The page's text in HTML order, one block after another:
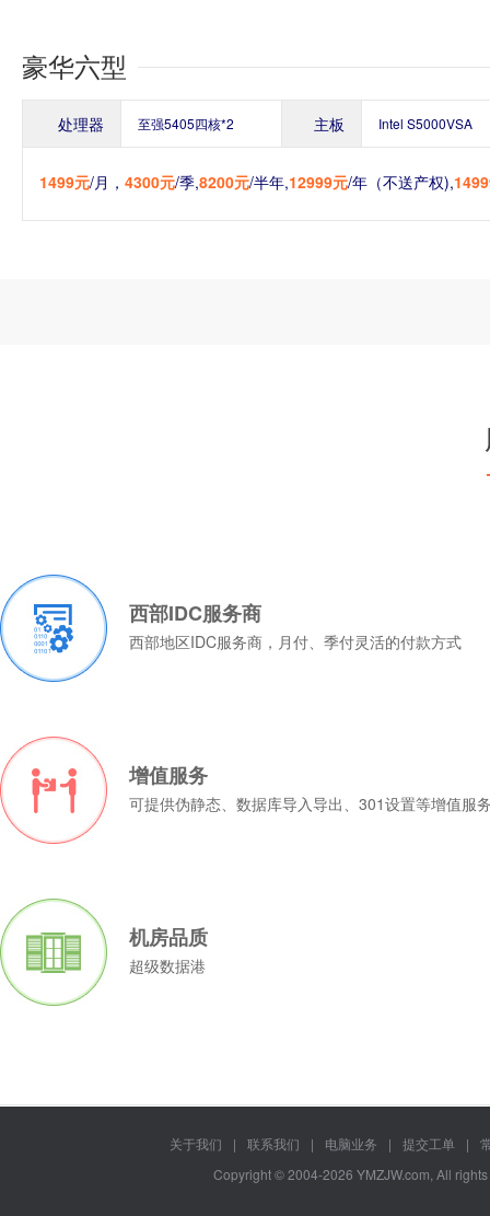
豪华六型
处理器 至强5405四核*2 主板 Intel S5000VSA
1499元/月， 4300元/季,8200元/半年,12999元/年（不送产权),
西部IDC服务商
西部地区IDC服务商，月付、季付灵活的付款方式
增值服务
可提供伪静态、数据库导入导出、301设置等增值服
机房品质
超级数据港
关于我们 | 联系我们 | 电脑业务 | 提交工单 |
Copyright © 2004-2026 YMZJW.com, All